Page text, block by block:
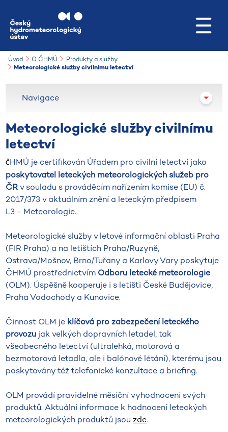
Úvod O ČHMÚ
Produkty a služby
Meteorologické služby civilnímu letectví
Meteorologické služby civilnímu
letectví
ČHMÚ je certifikován Úřadem pro civilní letectví jako
poskytovatel leteckých meteorologických služeb pro
ČRv souladu s prováděcím nařízením komise (EU) č.
2017/373 v aktuálním znění a leteckým předpisem
L3 - Meteorologie.
Meteorologické služby v letové informační oblasti Praha
(FIR Praha) a na letištích Praha/Ruzyně,
Ostrava/Mošnov, Brno/Tuřany a Karlovy Vary poskytuje
ČHMÚ prostřednictvím Odboru letecké meteorologie
(OLM). Úspěšně kooperuje i s letišti České Budějovice,
Praha Vodochody a Kunovice.
Činnost OLM je klíčová pro zabezpečení leteckého
provozu jak velkých dopravních letadel, tak
všeobecného letectví (ultralehká, motorová a
bezmotorová letadla, ale i balónové létání), kterému jsou
poskytovány též telefonické konzultace a briefing.
OLM provádí pravidelné měsíční vyhodnocení svých
produktů. Aktuální informace k hodnocení leteckých
meteorologických produktů jsouzde.
Navigace